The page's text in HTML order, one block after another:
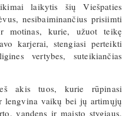
laikytis šių Viešpaties
nesibaiminančius prisiimti
motinas, kurie, užuot teikę
karjerai, stengiasi perteikti
vertybes, suteikiančias
akis tuos, kurie rūpinasi
lengvina vaikų bei jų artimųjų
vandens ir maisto stygiaus,